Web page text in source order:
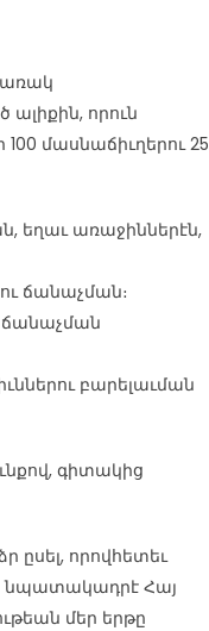
ալիքին, որուն
մասնաճիւղերու 25
եղաւ առաջիններէն,
ճանաչման։
բարելաւման
գիտակից
ըսել, որովհետեւ
նպատակադրէ Հայ
մեր երթը